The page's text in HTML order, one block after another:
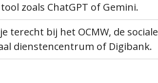
zoals ChatGPT of Gemini.
terecht bij het OCMW, de sociale
dienstencentrum of Digibank.